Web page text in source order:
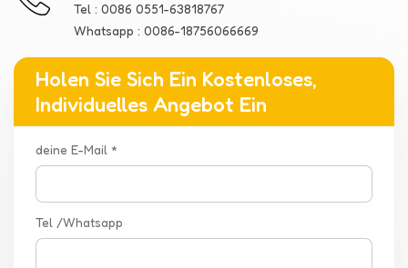
Tel : 0086 0551-63818767
Whatsapp : 0086-18756066669
Holen Sie Sich Ein Kostenloses,
Individuelles Angebot Ein
deine E-Mail *
Tel /Whatsapp